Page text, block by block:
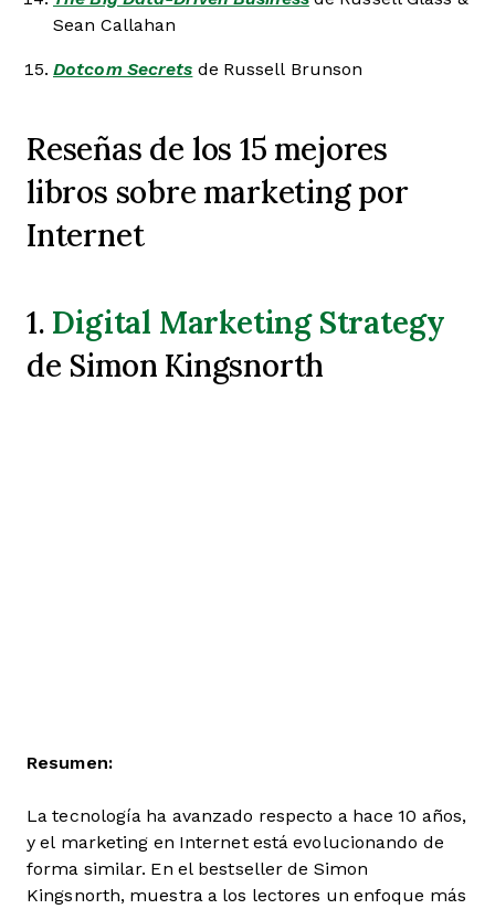
Sean Callahan
Dotcom Secrets de Russell Brunson
Reseñas de los 15 mejores
libros sobre marketing por
Internet
1. Digital Marketing Strategy
de Simon Kingsnorth
Resumen:
La tecnología ha avanzado respecto a hace 10 años,
y el marketing en Internet está evolucionando de
forma similar. En el bestseller de Simon
Kingsnorth, muestra a los lectores un enfoque más